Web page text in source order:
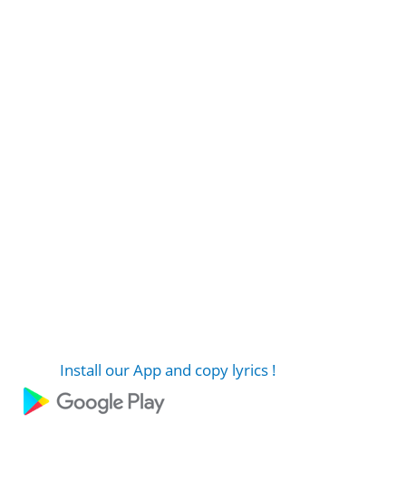
Install our App and copy lyrics !